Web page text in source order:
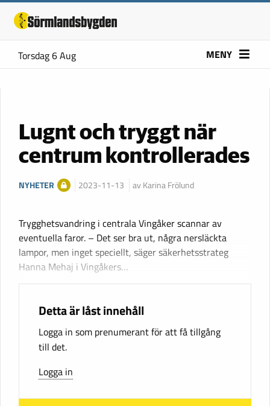
Torsdag 6 Aug MENY
Lugnt och tryggt när
centrum kontrollerades
NYHETER 2023-11-13 av Karina Frölund
Trygghetsvandring i centrala Vingåker scannar av
eventuella faror. – Det ser bra ut, några nersläckta
lampor, men inget speciellt, säger säkerhetsstrateg
Hanna Mehaj i Vingåkers…
Detta är låst innehåll
Logga in som prenumerant för att få tillgång
till det.
Logga in